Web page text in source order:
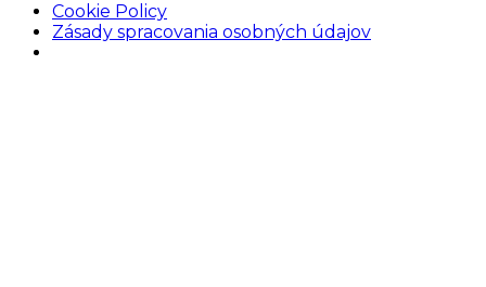
Cookie Policy
Zásady spracovania osobných údajov